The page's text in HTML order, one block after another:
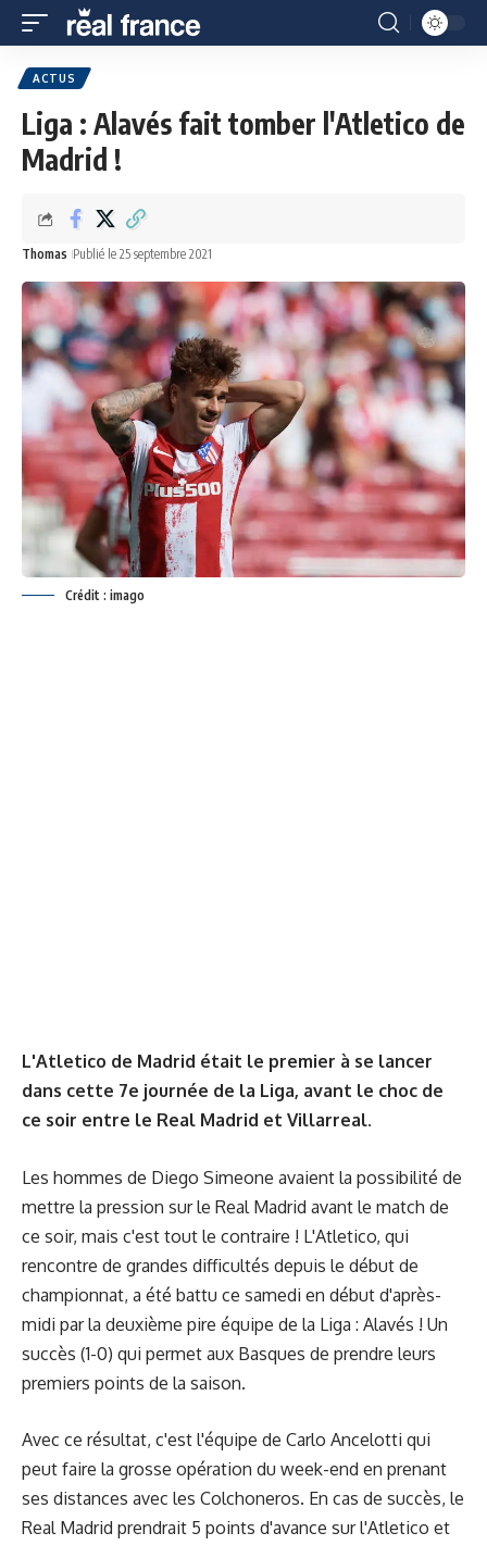
ACTUS
Liga : Alavés fait tomber l'Atletico de
Madrid !
Thomas Publié le 25 septembre 2021
Crédit : imago
L'Atletico de Madrid était le premier à se lancer
dans cette 7e journée de la Liga, avant le choc de
ce soir entre le Real Madrid et Villarreal.
Les hommes de Diego Simeone avaient la possibilité de
mettre la pression sur le Real Madrid avant le match de
ce soir, mais c'est tout le contraire ! L'Atletico, qui
rencontre de grandes difficultés depuis le début de
championnat, a été battu ce samedi en début d'après-
midi par la deuxième pire équipe de la Liga : Alavés ! Un
succès (1-0) qui permet aux Basques de prendre leurs
premiers points de la saison.
Avec ce résultat, c'est l'équipe de Carlo Ancelotti qui
peut faire la grosse opération du week-end en prenant
ses distances avec les Colchoneros. En cas de succès, le
Real Madrid prendrait 5 points d'avance sur l'Atletico et